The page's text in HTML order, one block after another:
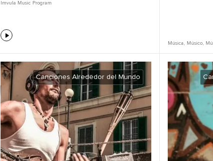
Imvula Music Program
Música , Músico,
Canciones Alrededor del Mundo